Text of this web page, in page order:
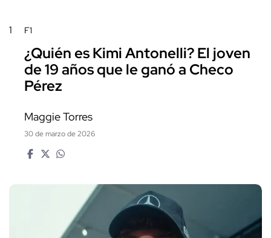
1 F1
¿Quién es Kimi Antonelli? El joven
de 19 años que le ganó a Checo
Pérez
Maggie Torres
30 de marzo de 2026